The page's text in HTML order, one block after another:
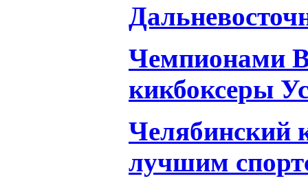
Чемпионами
кикбоксеры
Челябинский
лучшим